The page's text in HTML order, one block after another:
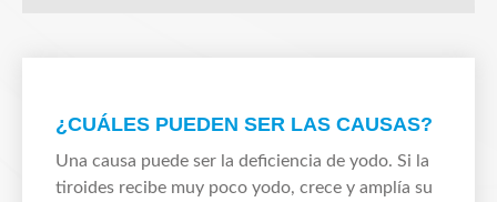
¿CUÁLES PUEDEN SER LAS CAUSAS?
Una causa puede ser la deficiencia de yodo. Si la
tiroides recibe muy poco yodo, crece y amplía su